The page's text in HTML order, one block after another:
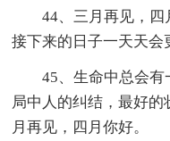
44、三月再见，四
接下来的日子一天天会
45、生命中总会有
局中人的纠结，最好
月再见，四月你好。